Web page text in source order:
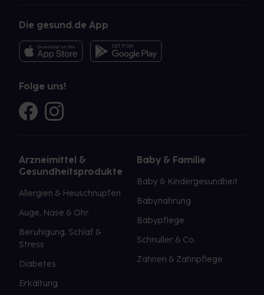
Die gesund.de App
Folge uns!
Arzneimittel &
Gesundheitsprodukte
Allergien & Heuschnupfen
Auge, Nase & Ohr
Beruhigung, Schlaf &
Stress
Diabetes
Erkältung
Baby & Familie
Baby & Kindergesundheit
Babynahrung
Babypflege
Schnuller & Co.
Zahnen & Zahnpflege